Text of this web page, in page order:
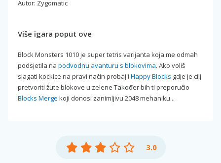
Autor: Zygomatic
Više igara poput ove
Block Monsters 1010 je super tetris varijanta koja me odmah
podsjetila na podvodnu avanturu s blokovima. Ako voliš
slagati kockice na pravi način probaj i Happy Blocks gdje je cilj
pretvoriti žute blokove u zelene Također bih ti preporučio
Blocks Merge koji donosi zanimljivu 2048 mehaniku...
3.0